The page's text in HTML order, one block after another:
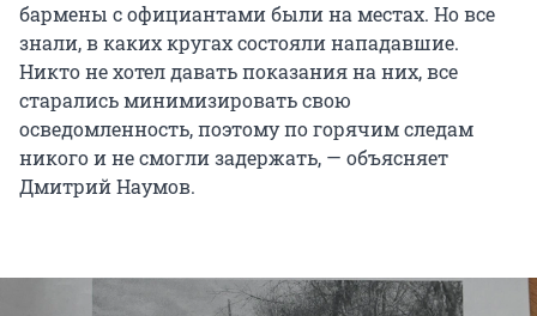
бармены с официантами были на местах. Но все
знали, в каких кругах состояли нападавшие.
Никто не хотел давать показания на них, все
старались минимизировать свою
осведомленность, поэтому по горячим следам
никого и не смогли задержать, — объясняет
Дмитрий Наумов.